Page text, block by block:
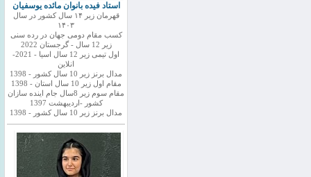
استاد فیده بانوان مائده یوسفیان
قهرمان زیر ۱۴ سال کشور در سال
۱۴۰۳
کسب مقام دومی جهان در رده سنی
زیر 12 سال - گرجستان 2022
اول تیمی زیر 12 سال اسیا - 2021-
انلاین
مدال برنز زیر 10 سال کشور - 1398
مقام اول زیر 10 سال استان - 1398
مقام سوم زیر 8سال جام اینده سازان
کشور -اردیبهشت 1397
مدال برنز زیر 10 سال کشور - 1398